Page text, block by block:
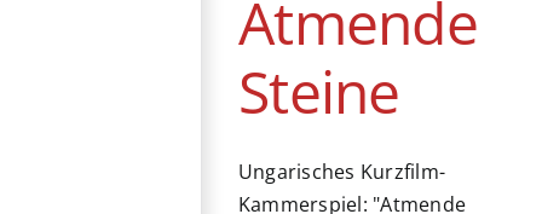
Atmende
Steine
Ungarisches Kurzfilm-
Kammerspiel: "Atmende